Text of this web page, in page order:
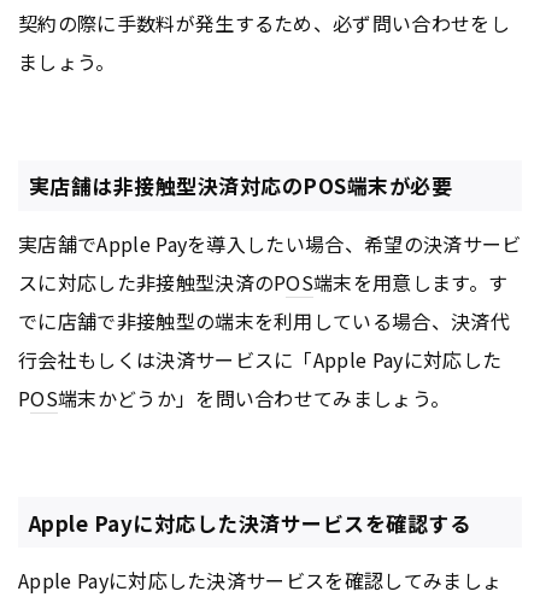
契約の際に手数料が発生するため、必ず問い合わせをし
ましょう。
実店舗は非接触型決済対応のPOS端末が必要
実店舗でApple Payを導入したい場合、希望の決済サービ
スに対応した非接触型決済のPOS端末を用意します。す
でに店舗で非接触型の端末を利用している場合、決済代
行会社もしくは決済サービスに「Apple Payに対応した
POS端末かどうか」を問い合わせてみましょう。
Apple Payに対応した決済サービスを確認する
Apple Payに対応した決済サービスを確認してみましょ